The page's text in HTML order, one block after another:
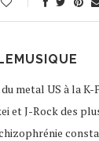
metal US à la
et J-Rock des